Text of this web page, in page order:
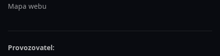
Mapa webu
Provozovatel: